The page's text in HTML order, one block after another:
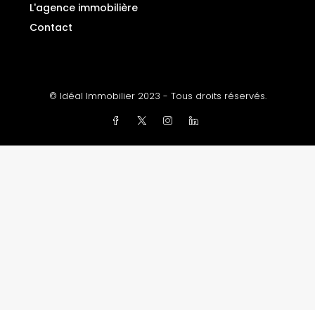
L'agence immobilière
Contact
© Idéal Immobilier 2023 - Tous droits réservés.